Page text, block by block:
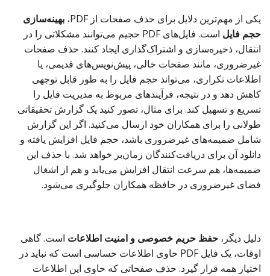
یکی از مهم‌ترین دلایل برای حذف صفحات از PDF،
بهینه‌سازی
حجم فایل
است. فایل‌های PDF حجیم می‌توانند مشکلاتی را در
انتقال، ذخیره‌سازی و اشتراک‌گذاری ایجاد کنند. حذف صفحات
غیرضروری، مانند صفحات خالی، پیش‌نویس‌های قدیمی، یا
اطلاعات تکراری، می‌تواند حجم فایل را به طور قابل توجهی
کاهش دهد و در نتیجه، فرآیندهای مربوط به مدیریت فایل را
تسریع و تسهیل کند. برای مثال، تصور کنید یک گزارش تحقیقاتی
طولانی را برای همکاران خود ارسال می‌کنید. اگر این گزارش
شامل ضمیمه‌های غیرضروری باشد، حجم فایل افزایش یافته و
دانلود آن برای دریافت‌کنندگان زمان‌بر خواهد شد. با حذف این
ضمیمه‌ها، هم سرعت انتقال افزایش می‌یابد و هم از اشغال
فضای غیرضروری در حافظه همکاران جلوگیری می‌شود.
دلیل دیگر، حفظ حریم خصوصی و امنیت اطلاعات است. گاهی
اوقات، یک فایل PDF حاوی اطلاعات حساسی است که نباید در
اختیار همه قرار گیرد. حذف صفحاتی که حاوی این اطلاعات